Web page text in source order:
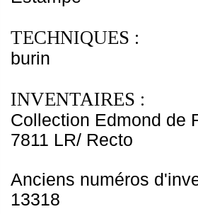
TECHNIQUES :
burin
INVENTAIRES :
Collection Edmond de
7811 LR/ Recto
Anciens numéros
13318